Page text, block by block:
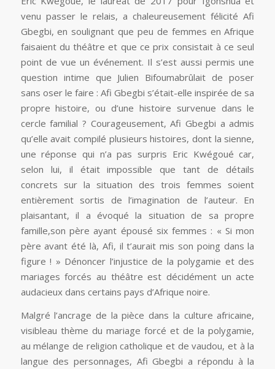
venu passer le relais, a chaleureusement félicité Afi
Gbegbi, en soulignant que peu de femmes en Afrique
faisaient du théâtre et que ce prix consistait à ce seul
point de vue un événement. Il s’est aussi permis une
question intime que Julien Bifoumabrûlait de poser
sans oser le faire : Afi Gbegbi s’était-elle inspirée de sa
propre histoire, ou d’une histoire survenue dans le
cercle familial ? Courageusement, Afi Gbegbi a admis
qu’elle avait compilé plusieurs histoires, dont la sienne,
une réponse qui n’a pas surpris Eric Kwégoué car,
selon lui, il était impossible que tant de détails
concrets sur la situation des trois femmes soient
entièrement sortis de l’imagination de l’auteur. En
plaisantant, il a évoqué la situation de sa propre
famille,son père ayant épousé six femmes : « Si mon
père avant été là, Afi, il t’aurait mis son poing dans la
figure ! » Dénoncer l’injustice de la polygamie et des
mariages forcés au théâtre est décidément un acte
audacieux dans certains pays d’Afrique noire.
Malgré l’ancrage de la pièce dans la culture africaine,
visibleau thème du mariage forcé et de la polygamie,
au mélange de religion catholique et de vaudou, et à la
langue des personnages, Afi Gbegbi a répondu à la